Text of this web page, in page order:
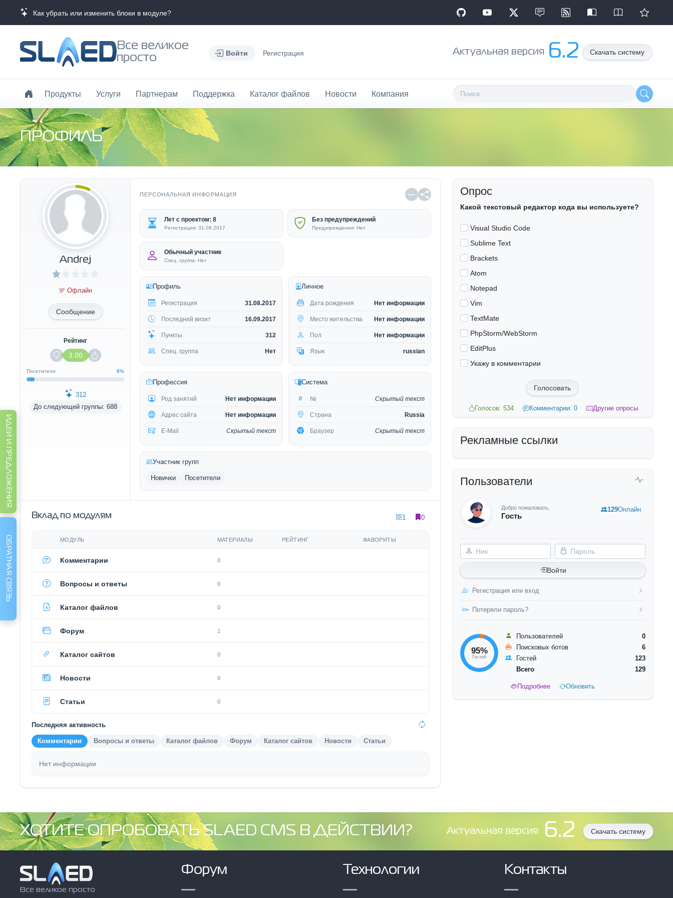
Как убрать или изменить блоки в модуле?
Все великое
просто
Войти Регистрация Aктуальная версия 6.2 Скачать систему
Продукты Услуги Партнерам Поддержка Каталог файлов Новости Компания
ПРОФИЛЬ
Andrej
Офлайн
Сообщение
Рейтинг
3.00
Посетители 8%
312
До следующей группы: 688
ПЕРСОНАЛЬНАЯ ИНФОРМАЦИЯ
Лет с проектом: 8
Регистрация: 31.08.2017
Без предупреждений
Предупреждения: Нет
Обычный участник
Спец. группа: Нет
Профиль
Регистрация 31.08.2017
Последний визит 16.09.2017
Пункты 312
Спец. группа Нет
Личное
Дата рождения Нет информации
Место жительства Нет информации
Пол Нет информации
Язык russian
Профессия
Род занятий Нет информации
Адрес сайта Нет информации
E-Mail Скрытый текст
Система
№ Скрытый текст
Страна Russia
Браузер Скрытый текст
Участник групп
Новички Посетители
Вклад по модулям 1 0
МОДУЛЬ МАТЕРИАЛЫ РЕЙТИНГ ФАВОРИТЫ
Комментарии 0
Вопросы и ответы 0
Каталог файлов 0
Форум 1
Каталог сайтов 0
Новости 0
Статьи 0
Последняя активность
Комментарии Вопросы и ответы Каталог файлов Форум Каталог сайтов Новости Статьи
Нет информации
Опрос
Какой текстовый редактор кода вы используете?
Visual Studio Code
Sublime Text
Brackets
Atom
Notepad
Vim
TextMate
PhpStorm/WebStorm
EditPlus
Укажу в комментарии
Голосовать
Голосов: 534 Комментарии: 0 Другие опросы
Рекламные ссылки
Пользователи
Добро пожаловать,
Гость
Ник Пароль
Войти
Регистрация или вход
Потеряли пароль?
129Онлайн
95%
Гостей
Пользователей
0
Поисковых ботов
6
Гостей
123
Всего
129
Подробнее Обновить
ХОТИТЕ ОПРОБОВАТЬ SLAED CMS В ДЕЙСТВИИ? Aктуальная версия 6.2 Скачать систему
Все великое просто
Форум Технологии Контакты
ИДЕИ И ПРЕДЛОЖЕНИЯ
ОБРАТНАЯ СВЯЗЬ